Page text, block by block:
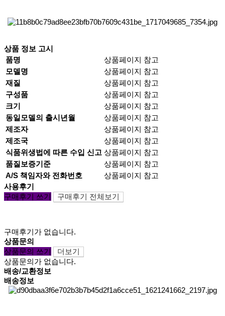
상품 정보 고시
품명
상품페이지 참고
모델명
상품페이지 참고
재질
상품페이지 참고
구성품
상품페이지 참고
크기
상품페이지 참고
동일모델의 출시년월
상품페이지 참고
제조자
상품페이지 참고
제조국
상품페이지 참고
식품위생법에 따른 수입 신고 상품페이지 참고
품질보증기준
상품페이지 참고
A/S 책임자와 전화번호
상품페이지 참고
사용후기
구매후기 쓰기
구매후기 전체보기
구매후기가 없습니다.
상품문의
상품문의 쓰기
더보기
상품문의가 없습니다.
배송/교환정보
배송정보